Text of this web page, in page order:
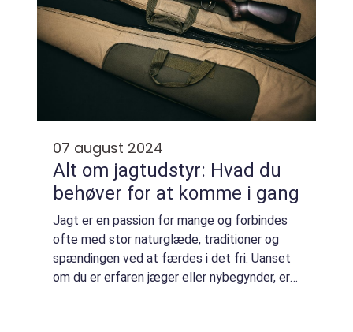
07 august 2024
Alt om jagtudstyr: Hvad du
behøver for at komme i gang
Jagt er en passion for mange og forbindes
ofte med stor naturglæde, traditioner og
spændingen ved at færdes i det fri. Uanset
om du er erfaren jæger eller nybegynder, er